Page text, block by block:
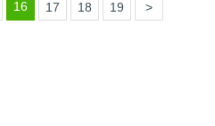
16 17 18 19 >